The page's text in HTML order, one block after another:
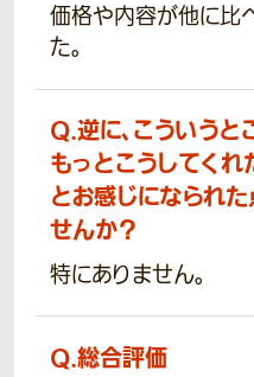
価格や内容が他に比
た。
Q.逆に、こういうと
もっとこうしてくれ
とお感じになられ
せんか？
特にありません。
Q.総合評価